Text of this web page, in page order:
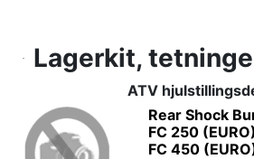
Lagerkit,
ATV
Rear Shock
FC 250
FC 450